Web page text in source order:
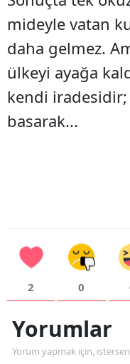
mideyle vatan
daha gelmez.
ülkeyi ayağa
kendi
basarak...
2 0
Yorumlar
Yorum yapmak için,